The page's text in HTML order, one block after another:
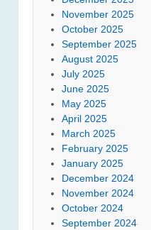
November 2025
October 2025
September 2025
August 2025
July 2025
June 2025
May 2025
April 2025
March 2025
February 2025
January 2025
December 2024
November 2024
October 2024
September 2024